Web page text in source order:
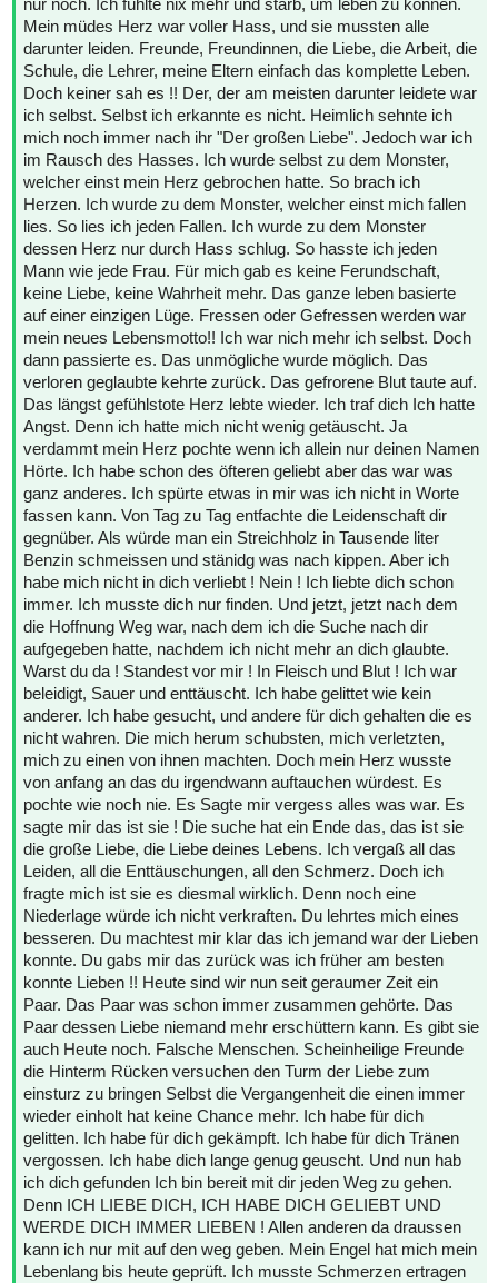
nur noch. Ich fühlte nix mehr und starb, um leben zu können.
Mein müdes Herz war voller Hass, und sie mussten alle
darunter leiden. Freunde, Freundinnen, die Liebe, die Arbeit, die
Schule, die Lehrer, meine Eltern einfach das komplette Leben.
Doch keiner sah es !! Der, der am meisten darunter leidete war
ich selbst. Selbst ich erkannte es nicht. Heimlich sehnte ich
mich noch immer nach ihr "Der großen Liebe". Jedoch war ich
im Rausch des Hasses. Ich wurde selbst zu dem Monster,
welcher einst mein Herz gebrochen hatte. So brach ich
Herzen. Ich wurde zu dem Monster, welcher einst mich fallen
lies. So lies ich jeden Fallen. Ich wurde zu dem Monster
dessen Herz nur durch Hass schlug. So hasste ich jeden
Mann wie jede Frau. Für mich gab es keine Ferundschaft,
keine Liebe, keine Wahrheit mehr. Das ganze leben basierte
auf einer einzigen Lüge. Fressen oder Gefressen werden war
mein neues Lebensmotto!! Ich war nich mehr ich selbst. Doch
dann passierte es. Das unmögliche wurde möglich. Das
verloren geglaubte kehrte zurück. Das gefrorene Blut taute auf.
Das längst gefühlstote Herz lebte wieder. Ich traf dich Ich hatte
Angst. Denn ich hatte mich nicht wenig getäuscht. Ja
verdammt mein Herz pochte wenn ich allein nur deinen Namen
Hörte. Ich habe schon des öfteren geliebt aber das war was
ganz anderes. Ich spürte etwas in mir was ich nicht in Worte
fassen kann. Von Tag zu Tag entfachte die Leidenschaft dir
gegnüber. Als würde man ein Streichholz in Tausende liter
Benzin schmeissen und stänidg was nach kippen. Aber ich
habe mich nicht in dich verliebt ! Nein ! Ich liebte dich schon
immer. Ich musste dich nur finden. Und jetzt, jetzt nach dem
die Hoffnung Weg war, nach dem ich die Suche nach dir
aufgegeben hatte, nachdem ich nicht mehr an dich glaubte.
Warst du da ! Standest vor mir ! In Fleisch und Blut ! Ich war
beleidigt, Sauer und enttäuscht. Ich habe gelittet wie kein
anderer. Ich habe gesucht, und andere für dich gehalten die es
nicht wahren. Die mich herum schubsten, mich verletzten,
mich zu einen von ihnen machten. Doch mein Herz wusste
von anfang an das du irgendwann auftauchen würdest. Es
pochte wie noch nie. Es Sagte mir vergess alles was war. Es
sagte mir das ist sie ! Die suche hat ein Ende das, das ist sie
die große Liebe, die Liebe deines Lebens. Ich vergaß all das
Leiden, all die Enttäuschungen, all den Schmerz. Doch ich
fragte mich ist sie es diesmal wirklich. Denn noch eine
Niederlage würde ich nicht verkraften. Du lehrtes mich eines
besseren. Du machtest mir klar das ich jemand war der Lieben
konnte. Du gabs mir das zurück was ich früher am besten
konnte Lieben !! Heute sind wir nun seit geraumer Zeit ein
Paar. Das Paar was schon immer zusammen gehörte. Das
Paar dessen Liebe niemand mehr erschüttern kann. Es gibt sie
auch Heute noch. Falsche Menschen. Scheinheilige Freunde
die Hinterm Rücken versuchen den Turm der Liebe zum
einsturz zu bringen Selbst die Vergangenheit die einen immer
wieder einholt hat keine Chance mehr. Ich habe für dich
gelitten. Ich habe für dich gekämpft. Ich habe für dich Tränen
vergossen. Ich habe dich lange genug geuscht. Und nun hab
ich dich gefunden Ich bin bereit mit dir jeden Weg zu gehen.
Denn ICH LIEBE DICH, ICH HABE DICH GELIEBT UND
WERDE DICH IMMER LIEBEN ! Allen anderen da draussen
kann ich nur mit auf den weg geben. Mein Engel hat mich mein
Lebenlang bis heute geprüft. Ich musste Schmerzen ertragen